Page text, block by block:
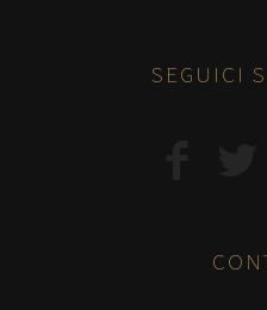
SEGUICI